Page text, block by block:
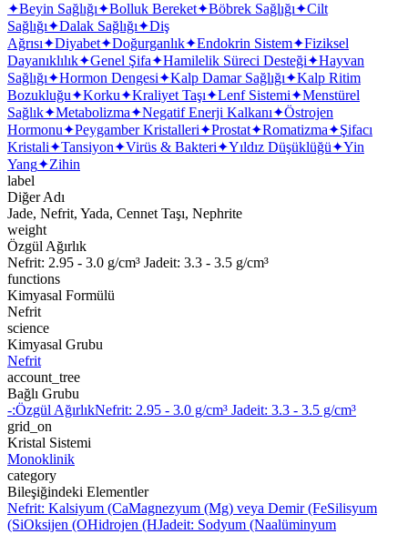
✦Beyin Sağlığı✦Bolluk Bereket✦Böbrek Sağlığı✦Cilt
Sağlığı✦Dalak Sağlığı✦Diş
Ağrısı✦Diyabet✦Doğurganlık✦Endokrin Sistem✦Fiziksel
Dayanıklılık✦Genel Şifa✦Hamilelik Süreci Desteği✦Hayvan
Sağlığı✦Hormon Dengesi✦Kalp Damar Sağlığı✦Kalp Ritim
Bozukluğu✦Korku✦Kraliyet Taşı✦Lenf Sistemi✦Menstürel
Sağlık✦Metabolizma✦Negatif Enerji Kalkanı✦Östrojen
Hormonu✦Peygamber Kristalleri✦Prostat✦Romatizma✦Şifacı
Kristali✦Tansiyon✦Virüs & Bakteri✦Yıldız Düşüklüğü✦Yin
Yang✦Zihin
label
Diğer Adı
Jade, Nefrit, Yada, Cennet Taşı, Nephrite
weight
Özgül Ağırlık
Nefrit: 2.95 - 3.0 g/cm³ Jadeit: 3.3 - 3.5 g/cm³
functions
Kimyasal Formülü
Nefrit
science
Kimyasal Grubu
Nefrit
account_tree
Bağlı Grubu
-:Özgül AğırlıkNefrit: 2.95 - 3.0 g/cm³ Jadeit: 3.3 - 3.5 g/cm³
grid_on
Kristal Sistemi
Monoklinik
category
Bileşiğindeki Elementler
Nefrit: Kalsiyum (CaMagnezyum (Mg) veya Demir (FeSilisyum
(SiOksijen (OHidrojen (HJadeit: Sodyum (Naalüminyum